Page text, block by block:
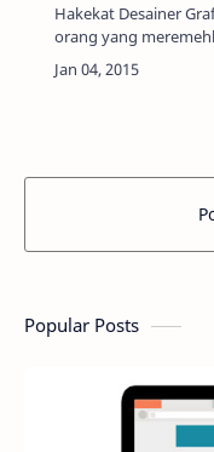
Hakekat Desainer Grafis Mungkin ada
orang yang
segi Harga maupun
menahu tentang
Popular Posts